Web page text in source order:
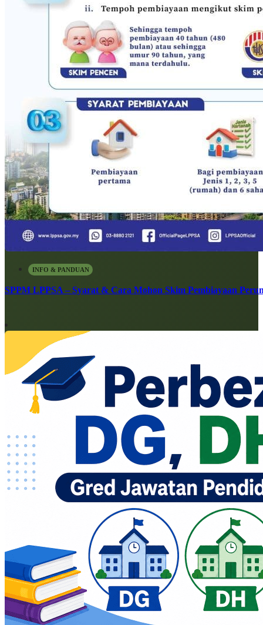
INFO & PANDUAN
SPPM LPPSA – Syarat & Cara Mohon Skim Pembiayaan